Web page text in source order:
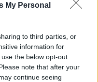
My Personal
to third parties, or
information for
the below opt-out
note that after your
continue seeing